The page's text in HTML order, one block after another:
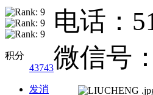
积分
43743
发消
电话：
微信号